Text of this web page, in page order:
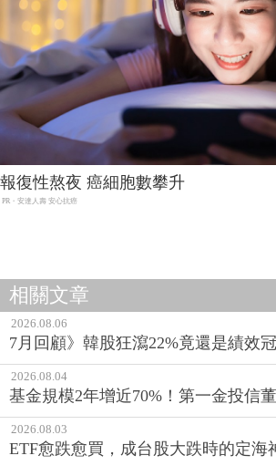
報復性熬夜 癌細胞數攀升
PR・安達人壽 安心抗癌
相關文章
2026.08.06
7月回顧》韓股狂瀉22%竟還是績效
2026.08.04
基金規模2年增近70%！第一金投信
2026.08.03
ETF愈跌愈買，成台股大跌時的定